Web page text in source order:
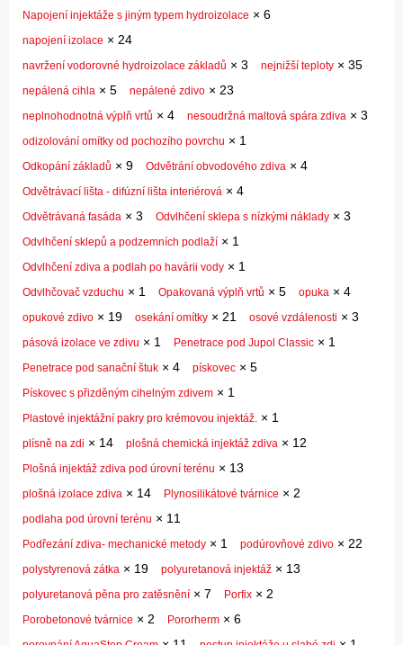
Napojení injektáže s jiným typem hydroizolace × 6
napojení izolace × 24
navržení vodorovné hydroizolace základů × 3 nejnižší teploty × 35
nepálená cihla × 5 nepálené zdivo × 23
neplnohodnotná výplň vrtů × 4 nesoudržná maltová spára zdiva × 3
odizolování omítky od pochozího povrchu × 1
Odkopání základů × 9 Odvětrání obvodového zdiva × 4
Odvětrávací lišta - difúzní lišta interiérová × 4
Odvětrávaná fasáda × 3 Odvlhčení sklepa s nízkými náklady × 3
Odvlhčení sklepů a podzemních podlaží × 1
Odvlhčení zdiva a podlah po havárii vody × 1
Odvlhčovač vzduchu × 1 Opakovaná výplň vrtů × 5 opuka × 4
opukové zdivo × 19 osekání omítky × 21 osové vzdálenosti × 3
pásová izolace ve zdivu × 1 Penetrace pod Jupol Classic × 1
Penetrace pod sanační štuk × 4 pískovec × 5
Pískovec s přizděným cihelným zdivem × 1
Plastové injektážní pakry pro krémovou injektáž. × 1
plísně na zdi × 14 plošná chemická injektáž zdiva × 12
Plošná injektáž zdiva pod úrovní terénu × 13
plošná izolace zdiva × 14 Plynosilikátové tvárnice × 2
podlaha pod úrovní terénu × 11
Podřezání zdiva- mechanické metody × 1 podúrovňové zdivo × 22
polystyrenová zátka × 19 polyuretanová injektáž × 13
polyuretanová pěna pro zatěsnění × 7 Porfix × 2
Porobetonové tvárnice × 2 Pororherm × 6